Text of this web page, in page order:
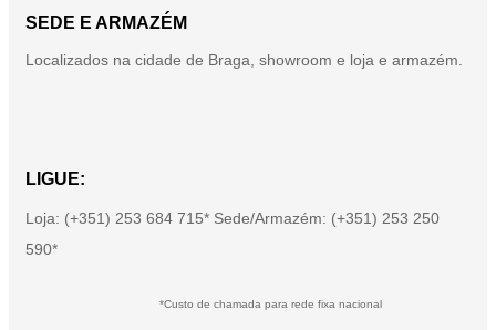
SEDE E ARMAZÉM
Localizados na cidade de Braga, showroom e loja e armazém.
LIGUE:
Loja: (+351) 253 684 715* Sede/Armazém: (+351) 253 250
590*
*Custo de chamada para rede fixa nacional